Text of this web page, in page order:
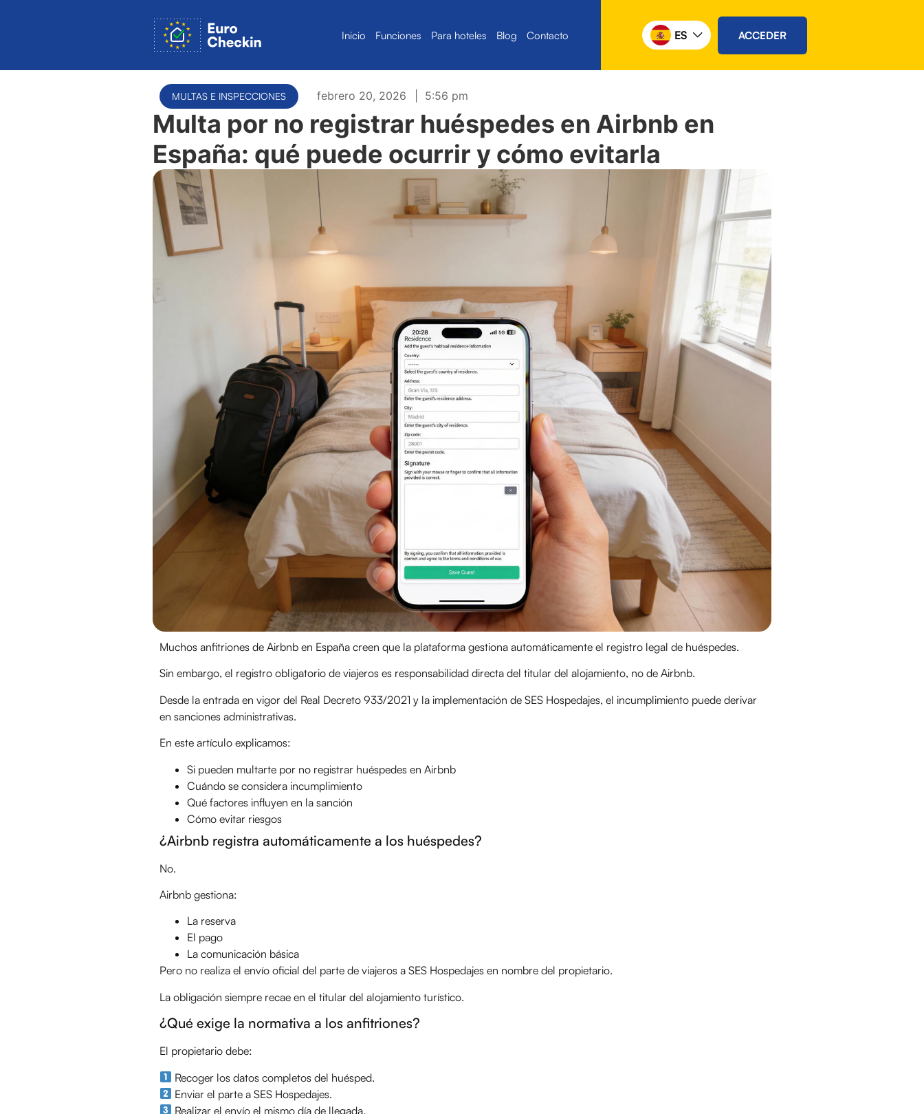
Inicio Funciones Para hoteles Blog Contacto ES ACCEDER
MULTAS E INSPECCIONES febrero 20, 2026 5:56 pm
Multa por no registrar huéspedes en Airbnb en
España: qué puede ocurrir y cómo evitarla
Muchos anfitriones de Airbnb en España creen que la plataforma gestiona automáticamente el registro legal de huéspedes.
Sin embargo, el registro obligatorio de viajeros es responsabilidad directa del titular del alojamiento, no de Airbnb.
Desde la entrada en vigor del Real Decreto 933/2021 y la implementación de SES Hospedajes, el incumplimiento puede derivar
en sanciones administrativas.
En este artículo explicamos:
Si pueden multarte por no registrar huéspedes en Airbnb
Cuándo se considera incumplimiento
Qué factores influyen en la sanción
Cómo evitar riesgos
¿Airbnb registra automáticamente a los huéspedes?
No.
Airbnb gestiona:
La reserva
El pago
La comunicación básica
Pero no realiza el envío oficial del parte de viajeros a SES Hospedajes en nombre del propietario.
La obligación siempre recae en el titular del alojamiento turístico.
¿Qué exige la normativa a los anfitriones?
El propietario debe:
Recoger los datos completos del huésped.
Enviar el parte a SES Hospedajes.
Realizar el envío el mismo día de llegada.